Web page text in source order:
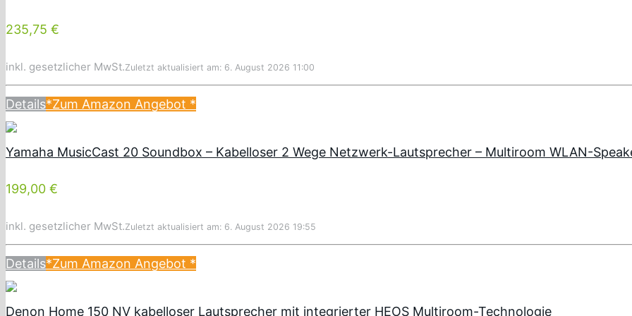
235,75 €
inkl. gesetzlicher MwSt.Zuletzt aktualisiert am: 6. August 2026 11:00
Details*Zum Amazon Angebot *
Yamaha MusicCast 20 Soundbox – Kabelloser 2 Wege Netzwerk-Lautsprecher – Multiroom WLAN-
199,00 €
inkl. gesetzlicher MwSt.Zuletzt aktualisiert am: 6. August 2026 19:55
Details*Zum Amazon Angebot *
Denon Home 150 NV kabelloser Lautsprecher mit integrierter HEOS Multiroom-Technologie